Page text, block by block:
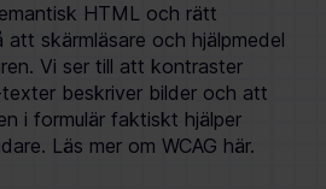
HTML och rätt
att skärmläsare och hjälpmedel
Vi ser till att kontraster
beskriver bilder och att
i formulär faktiskt hjälper
Läs mer om WCAG här.